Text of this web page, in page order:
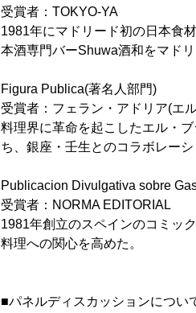
受賞者：TOKYO-YA
1981年にマドリード初の日本食
本酒専門バーShuwa酒和をマド
Figura Publica(著名人部門)
受賞者：フェラン・アドリア(エ
料理界に革命を起こしたエル・
ち、銀座・壬生とのコラボレー
Publicacion Divulgativa sobre
受賞者：NORMA EDITORIAL
1981年創立のスペインのコミッ
料理への関心を高めた。
■パネルディスカッションについ